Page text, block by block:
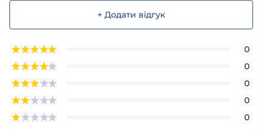
+ Додати відгук
0
0
0
0
0